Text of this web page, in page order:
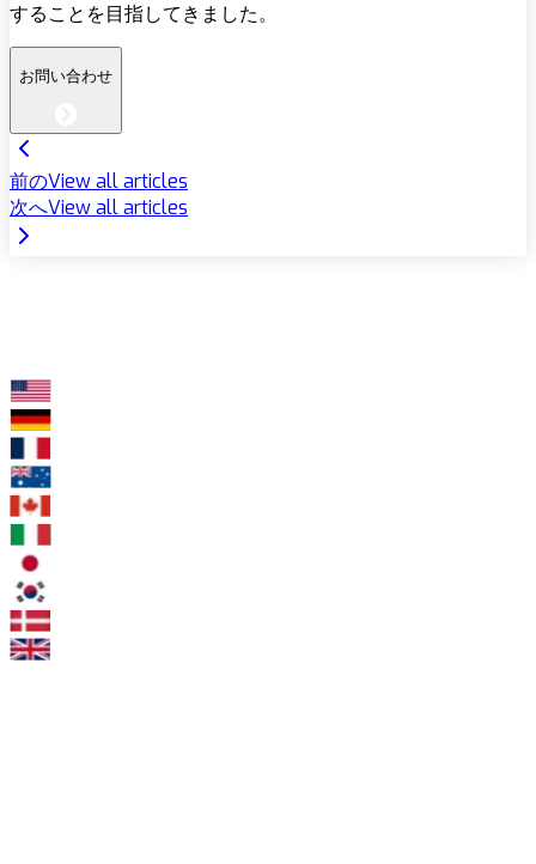
することを目指してきました。
お問い合わせ
前のView all articles
次へView all articles